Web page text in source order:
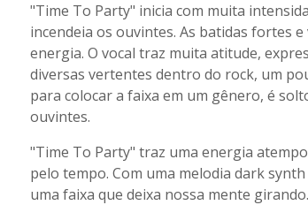
"Time To Party" inicia com muita
incendeia os ouvintes. As batidas fortes
energia. O vocal traz muita atitude,
diversas vertentes dentro do rock, um
para colocar a faixa em um gênero, é
ouvintes.
"Time To Party" traz uma energia
pelo tempo. Com uma melodia dark
uma faixa que deixa nossa mente